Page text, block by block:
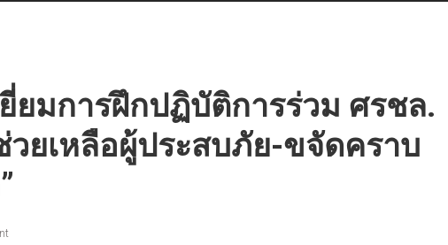
ยมการฝึกปฏิบัติการร่วม ศรชล.
วยเหลือผู้ประสบภัย-ขจัดคราบ